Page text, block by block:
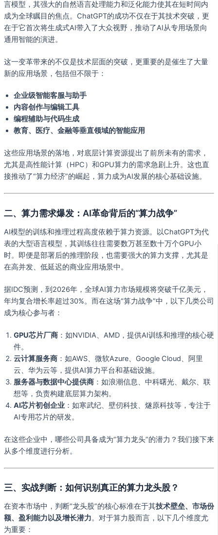
言模型，其强大的自然语言处理能力和泛化能力使其在短时间内
成为全球瞩目的焦点。ChatGPT的成功不仅在于其技术突破，更
在于它首次将生成式AI带入了大众视野，推动了AI从专用场景向
通用智能的演进。
这一变革带来的不仅是技术层面的突破，更重要的是催生了大量
新的应用场景，包括但不限于：
企业级智能客服与助手
内容创作与编辑工具
编程辅助与代码生成
教育、医疗、金融等垂直领域的智能应用
这些应用场景的落地，对底层计算资源提出了前所未有的需求，
尤其是高性能计算（HPC）和GPU算力的需求急剧上升。这也直
接推动了“算力经济”的崛起，算力成为AI发展的核心基础设施。
二、算力需求爆发：AI革命背后的“算力战争”
AI模型的训练和推理过程高度依赖于算力资源。以ChatGPT为代
表的大型语言模型，其训练往往需要数万甚至数十万个GPU小
时。即便是部署后的推理阶段，也需要强大的算力支撑，尤其是
在高并发、低延迟的商业应用场景中。
据IDC预测，到2026年，全球AI算力市场规模将突破千亿美元，
年均复合增长率超过30%。而在这场“算力战争”中，以下几类公司
成为核心参与者：
GPU芯片厂商 ：如NVIDIA、AMD，提供AI训练和推理的核心硬
件。
云计算服务商 ：如AWS、微软Azure、Google Cloud、阿里
云、华为云等，提供AI算力平台和基础设施。
服务器与数据中心提供商 ：如浪潮信息、中科曙光、戴尔、联
想等，负责构建底层算力架构。
AI芯片初创企业 ：如寒武纪、壁仞科技、燧原科技等，专注于
AI专用芯片的研发。
在这些企业中，哪些公司具备成为“算力龙头”的潜力？我们接下来
从多个维度进行分析。
三、实战判断：如何识别真正的算力龙头股？
在资本市场中，判断“龙头股”的核心标准在于其技术壁垒、市场份
额、盈利能力以及增长潜力。对于算力股而言，以下几个维度尤
为重要：